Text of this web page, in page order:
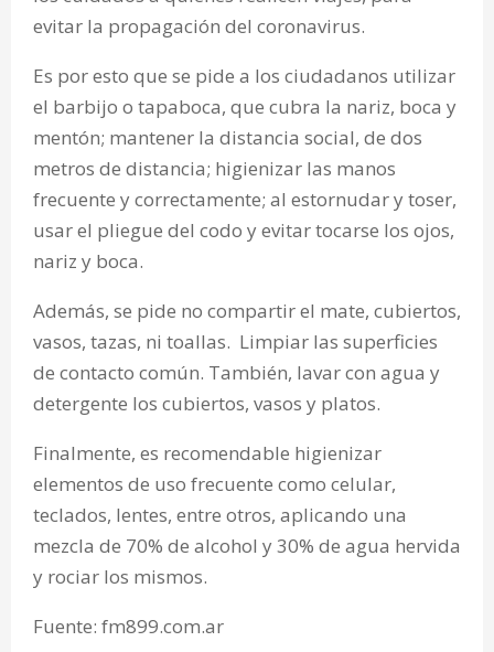
evitar la propagación del coronavirus.
Es por esto que se pide a los ciudadanos utilizar
el barbijo o tapaboca, que cubra la nariz, boca y
mentón; mantener la distancia social, de dos
metros de distancia; higienizar las manos
frecuente y correctamente; al estornudar y toser,
usar el pliegue del codo y evitar tocarse los ojos,
nariz y boca.
Además, se pide no compartir el mate, cubiertos,
vasos, tazas, ni toallas. Limpiar las superficies
de contacto común. También, lavar con agua y
detergente los cubiertos, vasos y platos.
Finalmente, es recomendable higienizar
elementos de uso frecuente como celular,
teclados, lentes, entre otros, aplicando una
mezcla de 70% de alcohol y 30% de agua hervida
y rociar los mismos.
Fuente: fm899.com.ar